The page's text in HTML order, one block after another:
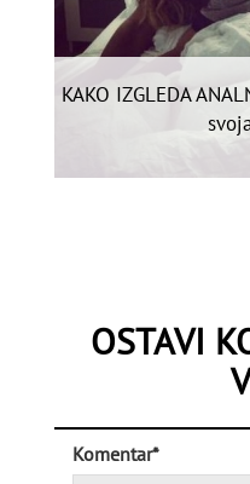
KAKO IZGLEDA
OSTAVI
Komentar*